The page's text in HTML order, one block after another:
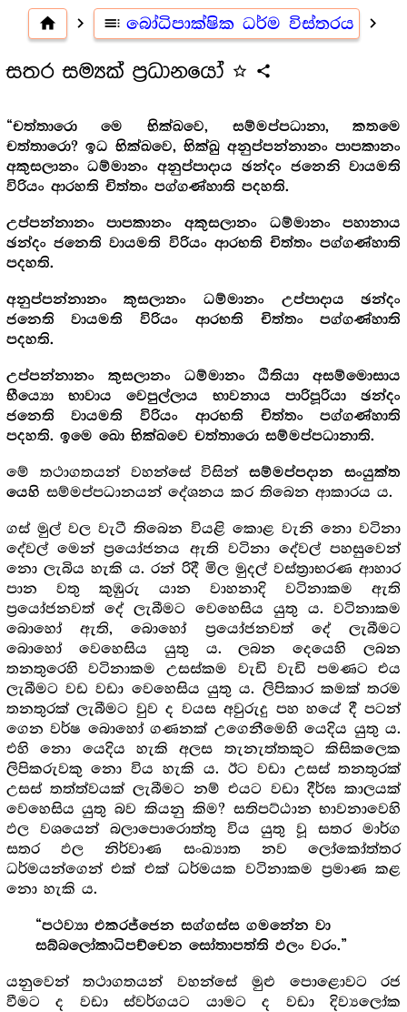
home navigate_next toc බෝධිපාක්ෂික ධර්ම විස්තරය navigate_next
සතර සම්‍යක් ප්‍ර‍ධානයෝ star_outline share
“චත්තාරො මෙ භික්ඛවෙ, සම්මප්පධානා, කතමෙ
චත්තාරො? ඉධ භික්ඛවෙ, භික්ඛු අනුප්පන්නානං පාපකානං
අකුසලානං ධම්මානං අනුප්පාදාය ඡන්දං ජනෙනි වායමති
විරියං ආරහති චිත්තං පග්ගණ්හාති පදහති.
උප්පන්නානං පාපකානං අකුසලානං ධම්මානං පහානාය
ඡන්දං ජනෙති වායමති විරියං ආරභති චිත්තං පග්ගණ්හාති
පදහති.
අනුප්පන්නානං කුසලානං ධම්මානං උප්පාදාය ඡන්දං
ජනෙති වායමති විරියං ආරභති චිත්තං පග්ගණ්හාති
පදහති.
උප්පන්නානං කුසලානං ධම්මානං ඨිතියා අසම්මොසාය
භීය්‍යො භාවාය වෙපුල්ලාය භාවනාය පාරිපූරියා ඡන්දං
ජනෙති වායමති විරියං ආරභති චිත්තං පග්ගණ්හාති
පදහති. ඉමෙ ඛො භික්ඛවෙ චත්තාරො සම්මප්පධානාති.
මේ තථාගතයන් වහන්සේ විසින්සම්මප්පදාන සංයුක්ත
යෙහි සම්මප්පධානයන් දේශනය කර තිබෙන ආකාරය ය.
ගස් මුල් වල වැටී තිබෙන වියළි කොළ වැනි නො වටිනා
දේවල් මෙන් ප්‍රයෝජනය ඇති වටිනා දේවල් පහසුවෙන්
නො ලැබිය හැකි ය. රන් රිදී මිල මුදල් වස්ත්‍රාභරණ ආහාර
පාන වතු කුඹුරු යාන වාහනාදි වටිනාකම ඇති
ප්‍රයෝජනවත් දේ ලැබීමට වෙහෙසිය යුතු ය. වටිනාකම
බොහෝ ඇති, බොහෝ ප්‍රයෝජනවත් දේ ලැබීමට
බොහෝ වෙහෙසිය යුතු ය. ලබන දෙයෙහි ලබන
තනතුරෙහි වටිනාකම උසස්කම වැඩි වැඩි පමණට එය
ලැබීමට වඩ වඩා වෙහෙසිය යුතු ය. ලිපිකාර කමක් තරම
තනතුරක් ලැබීමට වුව ද වයස අවුරුදු පහ හයේ දී පටන්
ගෙන වර්ෂ බොහෝ ගණනක් උගෙනීමෙහි යෙදිය යුතු ය.
එහි නො යෙදිය හැකි අලස තැනැත්තකුට කිසිකලෙක
ලිපිකරුවකු නො විය හැකි ය. ඊට වඩා උසස් තනතුරක්
උසස් තත්ත්වයක් ලැබීමට නම් එයට වඩා දීර්ඝ කාලයක්
වෙහෙසිය යුතු බව කියනු කිම? සතිපට්ඨාන භාවනාවෙහි
ඵල වශයෙන් බලාපොරොත්තු විය යුතු වූ සතර මාර්ග
සතර ඵල නිර්වාණ සංඛ්‍යාත නව ලෝකෝත්තර
ධර්මයන්ගෙන් එක් එක් ධර්මයක වටිනාකම ප්‍ර‍මාණ කළ
නො හැකි ය.
“පථව්‍යා එකරජ්ජෙන සග්ගස්ස ගමනේන වා
සබ්බලෝකාධිපච්චෙන සෝතාපත්ති ඵලං වරං.”
යනුවෙන් තථාගතයන් වහන්සේ මුළු පොළොවට රජ
වීමට ද වඩා ස්වර්ගයට යාමට ද වඩා දිව්‍යලෝක